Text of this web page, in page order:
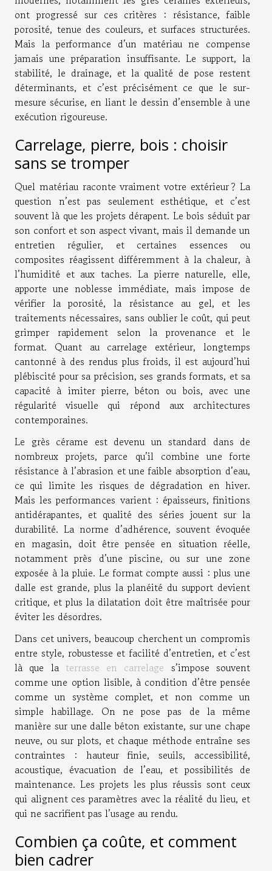
ont progressé sur ces critères : résistance, faible
porosité, tenue des couleurs, et surfaces structurées.
Mais la performance d’un matériau ne compense
jamais une préparation insuffisante. Le support, la
stabilité, le drainage, et la qualité de pose restent
déterminants, et c’est précisément ce que le sur-
mesure sécurise, en liant le dessin d’ensemble à une
exécution rigoureuse.
Carrelage, pierre, bois : choisir
sans se tromper
Quel matériau raconte vraiment votre extérieur ? La
question n’est pas seulement esthétique, et c’est
souvent là que les projets dérapent. Le bois séduit par
son confort et son aspect vivant, mais il demande un
entretien régulier, et certaines essences ou
composites réagissent différemment à la chaleur, à
l’humidité et aux taches. La pierre naturelle, elle,
apporte une noblesse immédiate, mais impose de
vérifier la porosité, la résistance au gel, et les
traitements nécessaires, sans oublier le coût, qui peut
grimper rapidement selon la provenance et le
format. Quant au carrelage extérieur, longtemps
cantonné à des rendus plus froids, il est aujourd’hui
plébiscité pour sa précision, ses grands formats, et sa
capacité à imiter pierre, béton ou bois, avec une
régularité visuelle qui répond aux architectures
contemporaines.
Le grès cérame est devenu un standard dans de
nombreux projets, parce qu’il combine une forte
résistance à l’abrasion et une faible absorption d’eau,
ce qui limite les risques de dégradation en hiver.
Mais les performances varient : épaisseurs, finitions
antidérapantes, et qualité des séries jouent sur la
durabilité. La norme d’adhérence, souvent évoquée
en magasin, doit être pensée en situation réelle,
notamment près d’une piscine, ou sur une zone
exposée à la pluie. Le format compte aussi : plus une
dalle est grande, plus la planéité du support devient
critique, et plus la dilatation doit être maîtrisée pour
éviter les désordres.
Dans cet univers, beaucoup cherchent un compromis
entre style, robustesse et facilité d’entretien, et c’est
là que la terrasse en carrelage s’impose souvent
comme une option lisible, à condition d’être pensée
comme un système complet, et non comme un
simple habillage. On ne pose pas de la même
manière sur une dalle béton existante, sur une chape
neuve, ou sur plots, et chaque méthode entraîne ses
contraintes : hauteur finie, seuils, accessibilité,
acoustique, évacuation de l’eau, et possibilités de
maintenance. Les projets les plus réussis sont ceux
qui alignent ces paramètres avec la réalité du lieu, et
qui ne sacrifient pas l’usage au rendu.
Combien ça coûte, et comment
bien cadrer